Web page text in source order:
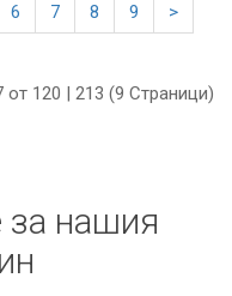
6 7 8 9
>
от 120 | 213 (9 Страници)
за нашия